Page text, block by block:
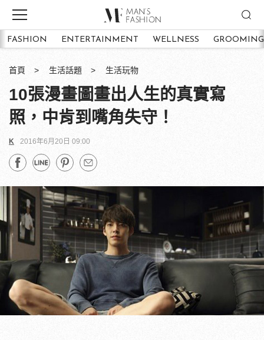
FASHION ENTERTAINMENT WELLNESS GROOMING
首頁 生活話題 生活玩物
10張漫畫圖畫出人生的真實寫
照，中肯到嘴角失守！
K 2016年6月20日 09:00